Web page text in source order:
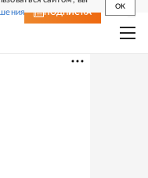
OK
ПОДПИСКА